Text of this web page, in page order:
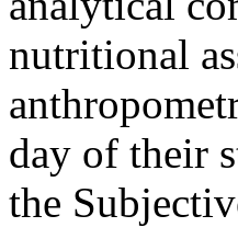
nutritional
day of their
the